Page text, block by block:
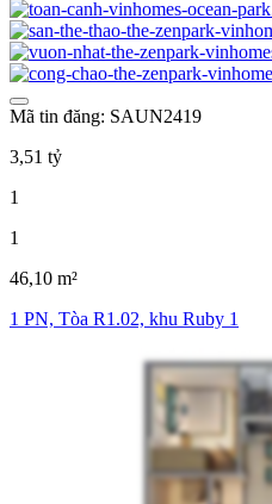
Mã tin đăng: SAUN2419
3,51 tỷ
1
1
46,10 m²
1 PN, Tòa R1.02, khu Ruby 1